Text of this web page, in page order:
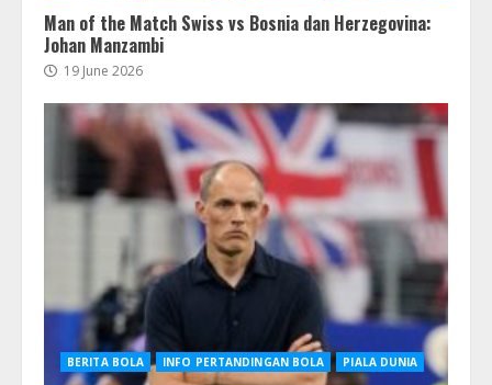
Man of the Match Swiss vs Bosnia dan Herzegovina:
Johan Manzambi
19 June 2026
BERITA BOLA INFO PERTANDINGAN BOLA PIALA DUNIA